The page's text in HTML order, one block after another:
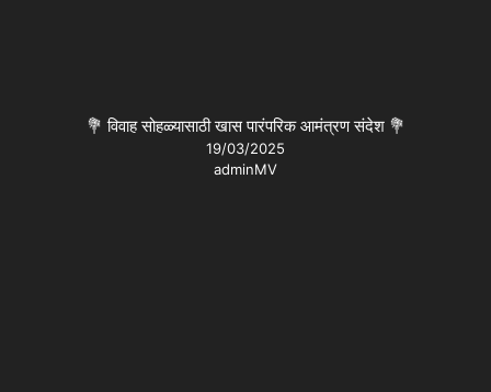
💐 विवाह सोहळ्यासाठी खास पारंपरिक आमंत्रण संदेश 💐
19/03/2025
adminMV